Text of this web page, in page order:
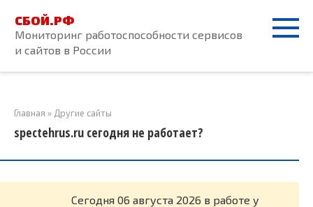
контенту
СБОЙ.РФ
Мониторинг работоспособности сервисов
и сайтов в России
Главная » Другие сайты
spectehrus.ru сегодня не работает?
Cегодня 06 августа 2026 в работе у